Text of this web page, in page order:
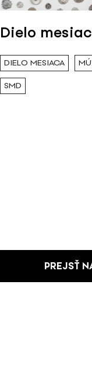
Dielo
DIELO MESIACA
SMD
PREJSŤ